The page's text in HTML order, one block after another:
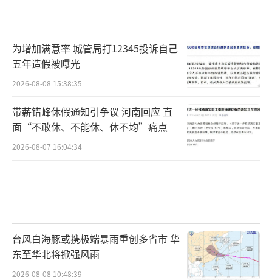
为增加满意率 城管局打12345投诉自己
五年造假被曝光
2026-08-08 15:38:35
带薪错峰休假通知引争议 河南回应 直
面“不敢休、不能休、休不均”痛点
2026-08-07 16:04:34
台风白海豚或携极端暴雨重创多省市 华
东至华北将掀强风雨
2026-08-08 10:48:39